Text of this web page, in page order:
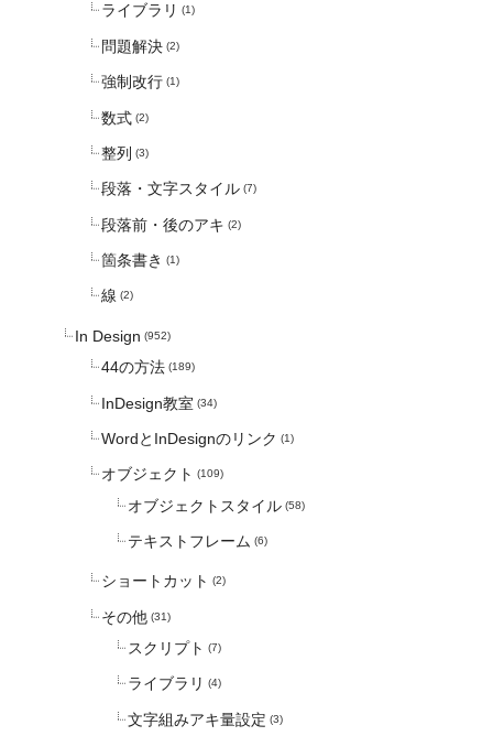
ライブラリ (1)
問題解決 (2)
強制改行 (1)
数式 (2)
整列 (3)
段落・文字スタイル (7)
段落前・後のアキ (2)
箇条書き (1)
線 (2)
In Design (952)
44の方法 (189)
InDesign教室 (34)
WordとInDesignのリンク (1)
オブジェクト (109)
オブジェクトスタイル (58)
テキストフレーム (6)
ショートカット (2)
その他 (31)
スクリプト (7)
ライブラリ (4)
文字組みアキ量設定 (3)